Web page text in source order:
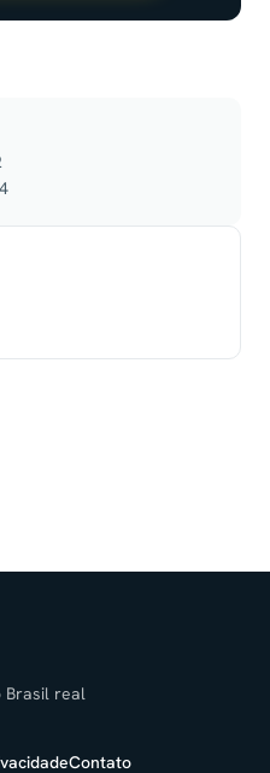
Brasil real
Contato